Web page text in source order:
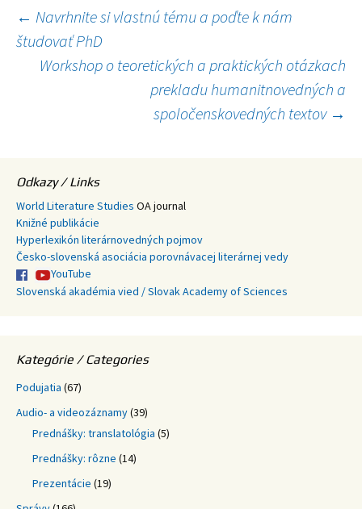
Navigácia
článkami
← Navrhnite si vlastnú tému a poďte k nám
študovať PhD
Workshop o teoretických a praktických otázkach
prekladu humanitnovedných a
spoločenskovedných textov →
Odkazy / Links
World Literature Studies OA journal
Knižné publikácie
Hyperlexikón literárnovedných pojmov
Česko-slovenská asociácia porovnávacej literárnej vedy
YouTube
Slovenská akadémia vied / Slovak Academy of Sciences
Kategórie / Categories
Podujatia (67)
Audio- a videozáznamy(39)
Prednášky: translatológia (5)
Prednášky: rôzne (14)
Prezentácie (19)